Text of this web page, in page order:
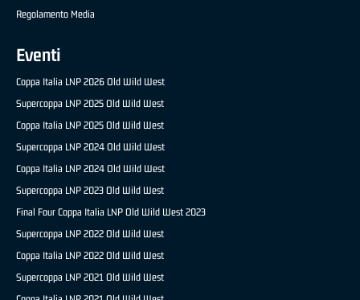
Regolamento Media
Eventi
Coppa Italia LNP 2026 Old Wild West
Supercoppa LNP 2025 Old Wild West
Coppa Italia LNP 2025 Old Wild West
Supercoppa LNP 2024 Old Wild West
Coppa Italia LNP 2024 Old Wild West
Supercoppa LNP 2023 Old Wild West
Final Four Coppa Italia LNP Old Wild West 2023
Supercoppa LNP 2022 Old Wild West
Coppa Italia LNP 2022 Old Wild West
Supercoppa LNP 2021 Old Wild West